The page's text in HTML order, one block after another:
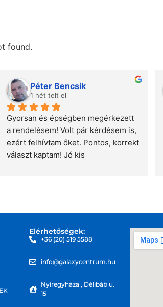
found.
Péter Bencsik
1 hét telt el
Gyorsan és épségben megérkezett
a rendelésem! Volt pár kérdésem is,
ezért felhívtam őket. Pontos, korrekt
választ kaptam! Jó kis
Elérhetőségek:
+36 (20) 519 5588
info@galaxycentrum.hu
Nyíregyháza , Délibáb u.
15